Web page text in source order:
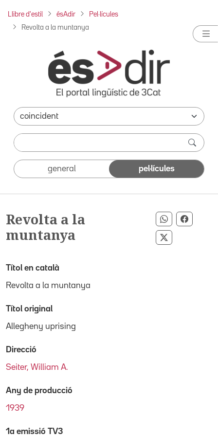
Llibre d'estil ésAdir Pel·lícules
Revolta a la muntanya
general pel·lícules
Revolta a la
muntanya
Compartir
Compartir
Títol en català
Revolta a la muntanya
Títol original
Allegheny uprising
Direcció
Seiter, William A.
Any de producció
1939
1a emissió TV3